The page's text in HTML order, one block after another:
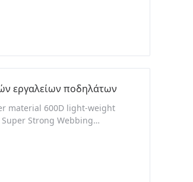
εργαλείων ποδηλάτων
material 600D light-weight
Strong Webbing